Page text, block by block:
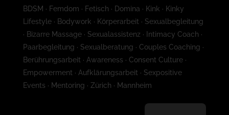
BDSM · Femdom · Fetisch · Domina · Kink · Kinky
Lifestyle · Bodywork · Körperarbeit · Sexualbegleitung
· Bizarre Massage · Sexualassistenz · Intimacy Coach ·
Paarbegleitung · Sexualberatung · Couples Coaching ·
Berührungsarbeit · Awareness · Consent Culture ·
Empowerment · Aufklärungsarbeit · Sexpositive
Events · Mentoring · Zürich · Mannheim